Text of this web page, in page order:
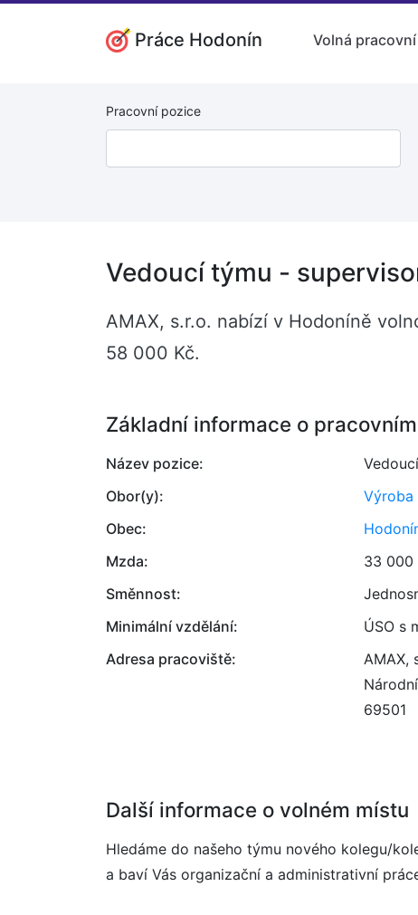
Práce Hodonín Volná
Pracovní pozice
Vedoucí týmu -
AMAX, s.r.o. nabízí v Hodoníně
58 000 Kč.
Základní informace o
Název pozice:
Obor(y):
Výroba
Obec:
Mzda:
33 000
Směnnost:
Minimální vzdělání:
ÚSO s
Adresa pracoviště:
AMAX,
69501
Další informace o volném místu
Hledáme do našeho týmu nového kolegu/
a baví Vás organizační a administrativní